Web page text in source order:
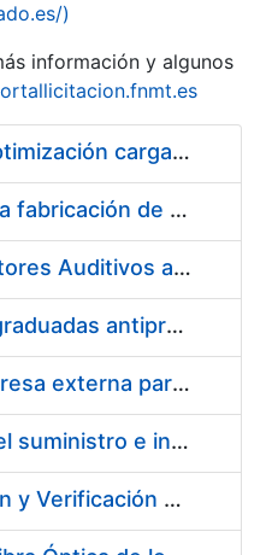
)
información y algunos
Pliego condiciones optimización cargas compras firmado
Acuerdo marco para la fabricación de piezas
Suministro de Protectores Auditivos a medida para las personas trabajadoras de los Centros de Trabajo de Madrid y Burgos
Suministro de gafas graduadas antiproyecciones para los trabajadores de la FNMT-RCM en los centros de trabajo de Madrid y Burgos
Servicios de una empresa externa para el asesoramiento y resolución de los recursos de alzada que se presentan relacionados con procesos de selección para la FNMT-RCM
Acuerdo marco para el suministro e instalación de persianas, estores y otros complementos
Servicio de Calibración y Verificación Externa de los Equipos de Medición del Servicio de Prevención de la FNMT-RCM